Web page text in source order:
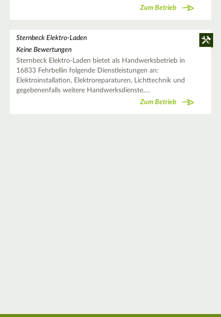
Zum Betrieb
Sternbeck Elektro-Laden
Keine Bewertungen
Sternbeck Elektro-Laden bietet als Handwerksbetrieb in
16833 Fehrbellin folgende Dienstleistungen an:
Elektroinstallation, Elektroreparaturen, Lichttechnik und
gegebenenfalls weitere Handwerksdienste.…
Zum Betrieb